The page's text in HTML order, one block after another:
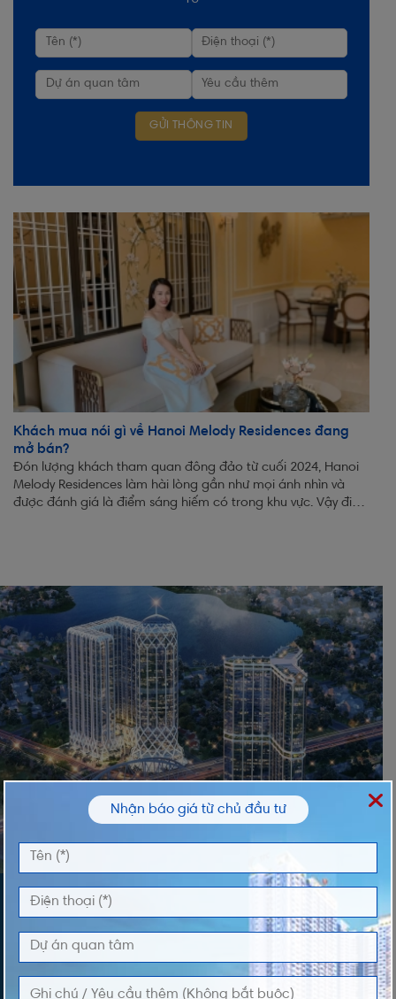
Khách mua nói gì về Hanoi Melody Residences đang
mở bán?
Đón lượng khách tham quan đông đảo từ cuối 2024, Hanoi
Melody Residences làm hài lòng gần như mọi ánh nhìn và
được đánh giá là điểm sáng hiếm có trong khu vực. Vậy điều
ĐĂNG KÝ NHẬN THÔNG TIN
Vui lòng nhập thông tin của bạn để nhận thông
tin Giá và Giỏ Hàng độc quyền từ chúng tôi
Nhận báo giá từ chủ đầu tư